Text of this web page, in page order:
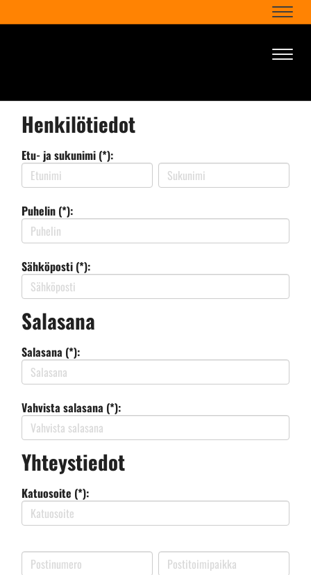
Henkilötiedot
Etu- ja sukunimi (*):
Puhelin (*):
Sähköposti (*):
Salasana
Salasana (*):
Vahvista salasana (*):
Yhteystiedot
Katuosoite (*):